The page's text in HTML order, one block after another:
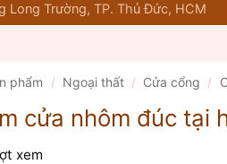
Long Trường, TP. Thủ Đức, HCM
phẩm / Ngoại thất / Cửa cổng /
cửa nhôm đúc tại
xem